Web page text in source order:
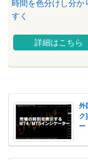
時間を色分けし分か
すく
詳細はこちら
外
ク
ー